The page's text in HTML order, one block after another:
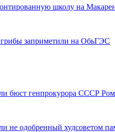
школу на
заприметили на ОбьГЭС
бюст генпрокурора СССР
не одобренный худсоветом